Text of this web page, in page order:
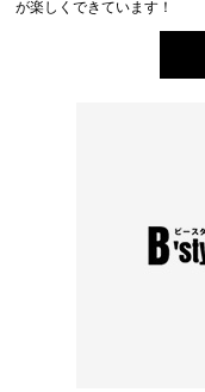
が楽しくできています！